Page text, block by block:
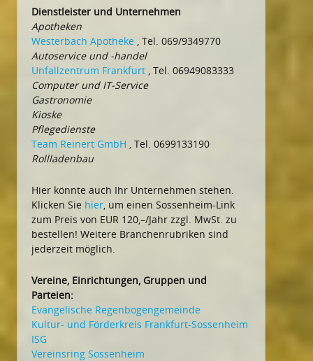
Dienstleister und Unternehmen
Apotheken
Westerbach Apotheke , Tel. 069/9349770
Autoservice und -handel
Unfallzentrum Frankfurt , Tel. 06949083333
Computer und IT-Service
Gastronomie
Kioske
Pflegedienste
Team Reinert GmbH , Tel. 0699133190
Rollladenbau
Hier könnte auch Ihr Unternehmen stehen.
Klicken Sie hier, um einen Sossenheim-Link
zum Preis von EUR 120,–/Jahr zzgl. MwSt. zu
bestellen! Weitere Branchenrubriken sind
jederzeit möglich.
Vereine, Einrichtungen, Gruppen und
Parteien:
Evangelische Regenbogengemeinde
Kultur- und Förderkreis Frankfurt-Sossenheim
ISG
Vereinsring Sossenheim